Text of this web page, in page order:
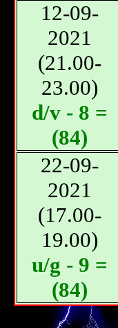
12-09-
2021
(21.00-
23.00)
d/v - 8 =
(84)
22-09-
2021
(17.00-
19.00)
u/g - 9 =
(84)